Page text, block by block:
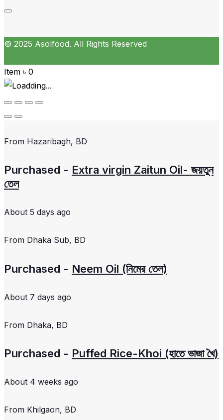
© 2025 Asolfood. All Rights Reserved
Item ৳ 0
From Hazaribagh, BD
Purchased - Extra virgin Zaitun Oil- জয়তুন
তেল
About 5 days ago
From Dhaka Sub, BD
Purchased - Neem Oil (নিমের তেল)
About 7 days ago
From Dhaka, BD
Purchased - Puffed Rice-Khoi (হাতে ভাজা খৈ)
About 4 weeks ago
From Khilgaon, BD